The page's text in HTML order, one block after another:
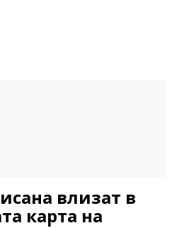
влизат в
карта на